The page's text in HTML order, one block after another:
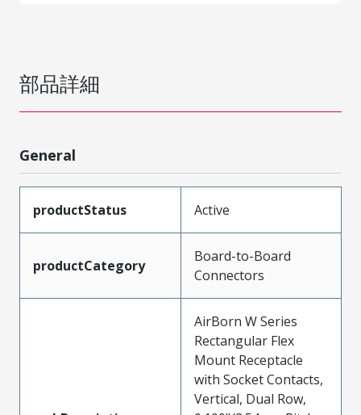
部品詳細
General
productStatus Active
productCategory
Board-to-Board
Connectors
AirBorn W Series
Rectangular Flex
Mount Receptacle
with Socket Contacts,
Vertical, Dual Row,